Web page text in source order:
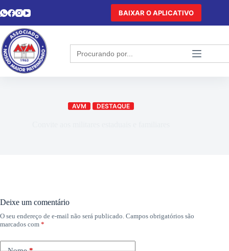
BAIXAR O APLICATIVO
Search
for:
AVM DESTAQUE
Deixe um comentário
O seu endereço de e-mail não será publicado. Campos obrigatórios são
marcados com *